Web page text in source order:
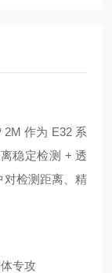
2M 作为 E32 系
稳定检测 + 透
对检测距离、精
专攻